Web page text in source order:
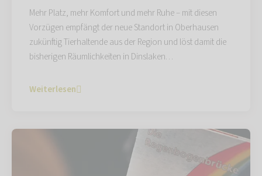
Mehr Platz, mehr Komfort und mehr Ruhe – mit diesen
Vorzügen empfängt der neue Standort in Oberhausen
zukünftig Tierhaltende aus der Region und löst damit die
bisherigen Räumlichkeiten in Dinslaken…
Weiterlesen